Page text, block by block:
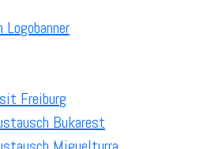
Freiburg
Bukarest